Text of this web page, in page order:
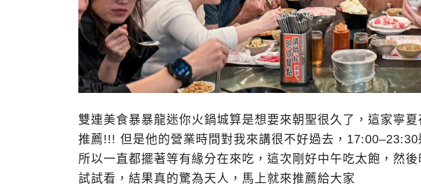
雙連美食暴暴龍迷你火鍋城算是想要來朝聖很久了，這家寧
推薦!!! 但是他的營業時間對我來講很不好過去，17:00–23:30
所以一直都擺著等有緣分在來吃，這次剛好中午吃太飽，然
試試看，結果真的驚為天人，馬上就來推薦給大家